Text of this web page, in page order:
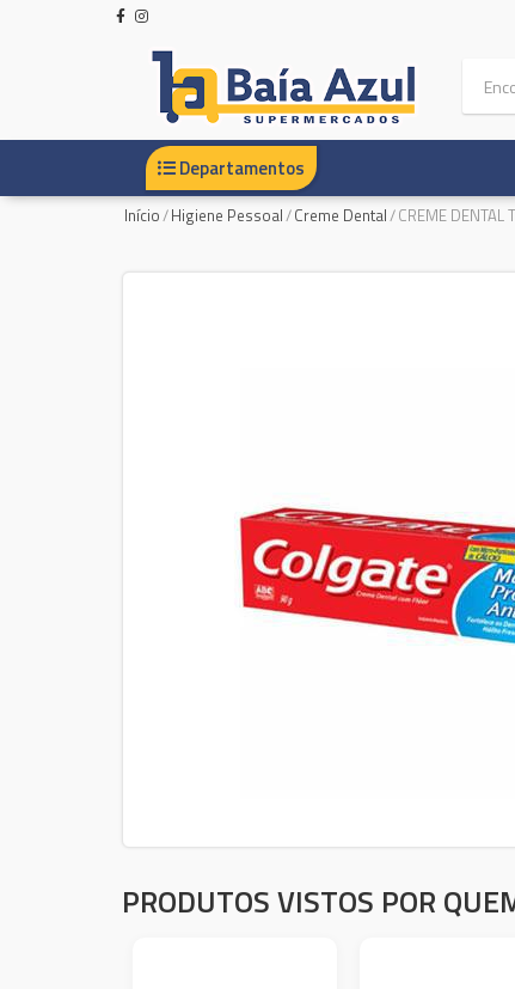
Departamentos
Início/Higiene Pessoal/Creme Dental/CREME DENTAL
PRODUTOS VISTOS POR